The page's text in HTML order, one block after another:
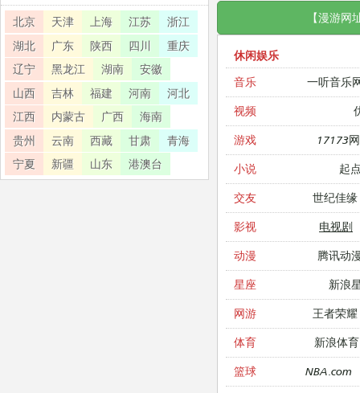
【漫游网
休闲娱乐
音乐
一听音乐
视频
游戏 17173
小说 起
交友 世纪佳缘
影视 电视剧
动漫 腾讯动
星座 新浪
网游 王者荣耀
体育 新浪体育
篮球 NBA.com
北京 天津 上海 江苏
浙江
湖北
广东 陕西 四川
重庆
辽宁
黑龙江 湖南
安徽
山西
吉林 福建 河南
河北
江西
内蒙古 广西
海南
贵州
云南 西藏 甘肃
青海
宁夏
新疆 山东 港澳台